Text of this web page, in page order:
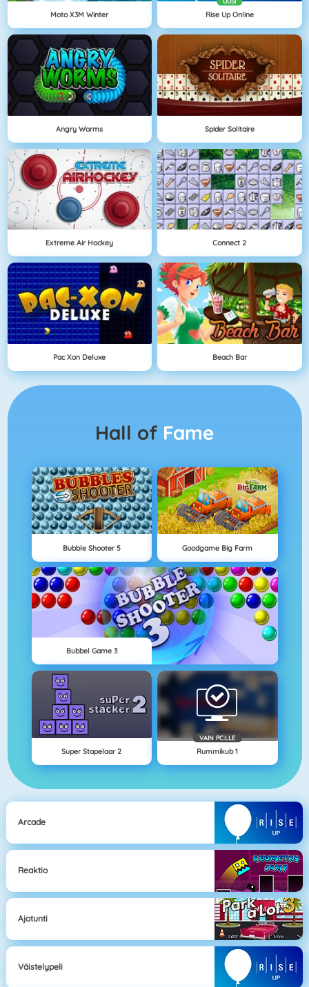
Moto X3M Winter Rise Up Online
Angry Worms Spider Solitaire
Extreme Air Hockey Connect 2
Pac Xon Deluxe Beach Bar
Hall of Fame
Bubble Shooter 5 Goodgame Big Farm
Bubbel Game 3
Super Stapelaar 2
VAIN PC:LLE
Rummikub 1
Arcade
Reaktio
Ajotunti
Väistelypeli